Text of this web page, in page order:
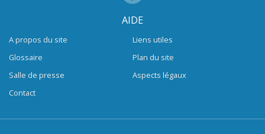
AIDE
A propos du site
Glossaire
Salle de presse
Contact
Liens utiles
Plan du site
Aspects légaux